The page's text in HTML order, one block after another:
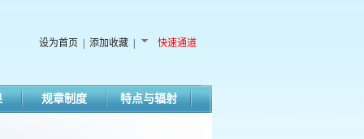
设为首页 添加收藏 快速通道
规章制度 特点与辐射